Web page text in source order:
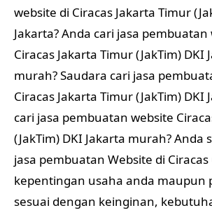
website di Ciracas Jakarta Timur
Jakarta? Anda cari jasa pembuatan
Ciracas Jakarta Timur (JakTim) DKI
murah? Saudara cari jasa
Ciracas Jakarta Timur (JakTim) DKI
cari jasa pembuatan website
(JakTim) DKI Jakarta murah? Anda
jasa pembuatan Website di
kepentingan usaha anda maupun
sesuai dengan keinginan,